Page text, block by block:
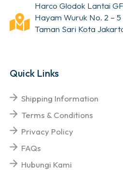
Harco Glodok Lantai
Hayam Wuruk No. 2 –
Taman Sari Kota
Quick Links
Shipping Information
Terms & Conditions
Privacy Policy
FAQs
Hubungi Kami